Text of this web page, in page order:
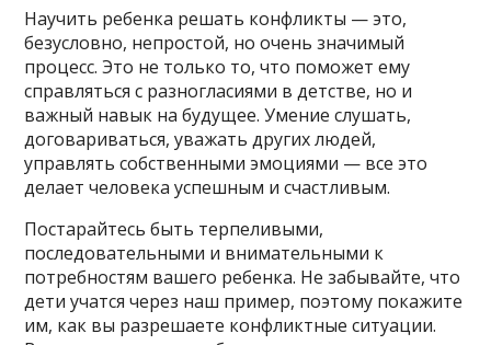
Научить ребенка решать конфликты — это,
безусловно, непростой, но очень значимый
процесс. Это не только то, что поможет ему
справляться с разногласиями в детстве, но и
важный навык на будущее. Умение слушать,
договариваться, уважать других людей,
управлять собственными эмоциями — все это
делает человека успешным и счастливым.
Постарайтесь быть терпеливыми,
последовательными и внимательными к
потребностям вашего ребенка. Не забывайте, что
дети учатся через наш пример, поэтому покажите
им, как вы разрешаете конфликтные ситуации.